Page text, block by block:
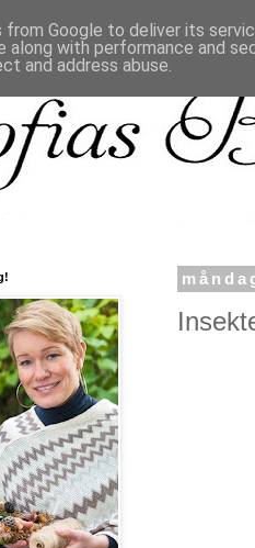
Google to deliver its
along with performance and
and address abuse.